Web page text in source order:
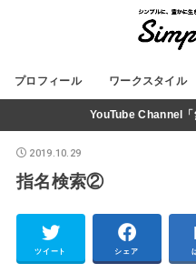
プロフィール ワークスタイル
YouTube Channel「
2019.10.29
指名検索②
ツイート シェア